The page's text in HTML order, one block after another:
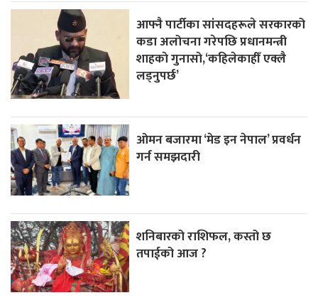
आफ्नै पार्टीका सांसदहरूले सरकारको
कडा अलोचना गरेपछि प्रधानमन्त्री
शाहकाे गुनासाे,‘कहिलेकाहीँ एक्लै
लड्नुपर्छ’
ओमन बजारमा ‘मेड इन नेपाल’ प्रवर्धन
गर्न समझदारी
शनिबारको राशिफल, कस्तो छ
तपाईको आज ?